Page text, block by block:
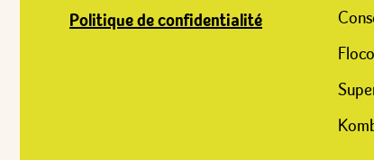
Politique de confidentialité